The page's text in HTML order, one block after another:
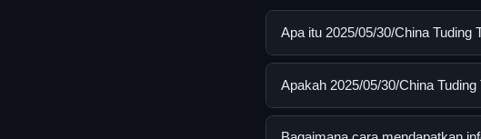
Apa itu 2025/05/30/China Tuding
2025/05/30/China Tuding
dengan mengunjungi situs
Apakah 2025/05/30/China
Ya, 2025/05/30/China Tuding